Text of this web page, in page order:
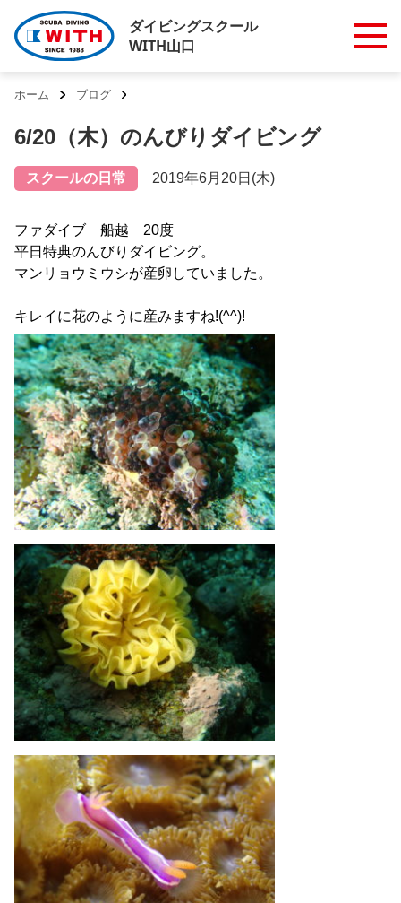
ダイビングスクール
WITH山口
ホーム ブログ
6/20（木）のんびりダイビング
スクールの日常 2019年6月20日(木)
ファダイブ 船越 20度
平日特典のんびりダイビング。
マンリョウミウシが産卵していました。
キレイに花のように産みますね!(^^)!